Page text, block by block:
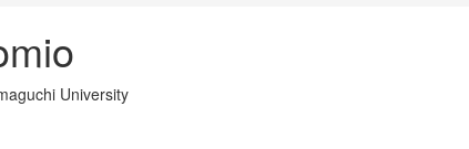
University